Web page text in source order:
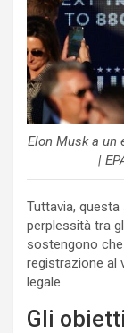
Elon Musk a un
|
Tuttavia,
perplessità tra
sostengono
registrazione al
legale.
Gli